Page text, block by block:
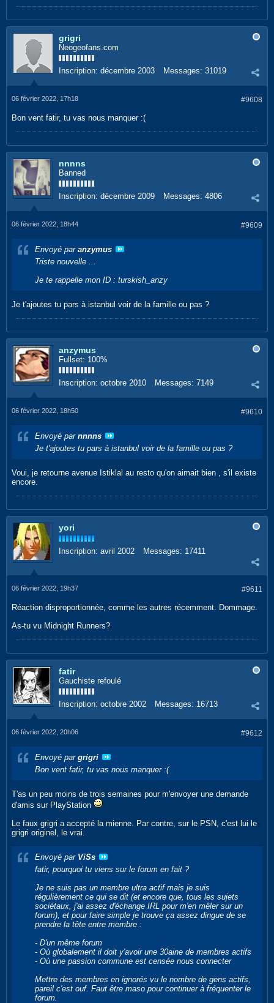
grigri
Neogeofans.com
Inscription: décembre 2003 Messages: 31019
#9608
06 février 2022, 17h18
Bon vent fatir, tu vas nous manquer :(
nnnns
Banned
Inscription: décembre 2009 Messages: 4806
#9609
06 février 2022, 18h44
Envoyé par anzymus
Triste nouvelle ...
Je te rappelle mon ID : turskish_anzy
Je t'ajoutes tu pars à istanbul voir de la famille ou pas ?
anzymus
Fullset: 100%
Inscription: octobre 2010 Messages: 7149
#9610
06 février 2022, 18h50
Envoyé par nnnns
Je t'ajoutes tu pars à istanbul voir de la famille ou pas ?
Voui, je retourne avenue Istiklal au resto qu'on aimait bien , s'il existe
encore.
yori
Inscription: avril 2002 Messages: 17411
#9611
06 février 2022, 19h37
Réaction disproportionnée, comme les autres récemment. Dommage.
As-tu vu Midnight Runners?
fatir
Gauchiste refoulé
Inscription: octobre 2002 Messages: 16713
#9612
06 février 2022, 20h06
Envoyé par grigri
Bon vent fatir, tu vas nous manquer :(
T'as un peu moins de trois semaines pour m'envoyer une demande
d'amis sur PlayStation
Le faux grigri a accepté la mienne. Par contre, sur le PSN, c'est lui le
grigri originel, le vrai.
Envoyé par ViSs
fatir, pourquoi tu viens sur le forum en fait ?
Je ne suis pas un membre ultra actif mais je suis
régulièrement ce qui se dit (et encore que, tous les sujets
sociétaux, j'ai assez d'échange IRL pour m'en mêler sur un
forum), et pour faire simple je trouve ça assez dingue de se
prendre la tête entre membre :
- D'un même forum
- Où globalement il doit y'avoir une 30aine de membres actifs
- Où une passion commune est censée nous connecter
Mettre des membres en ignorés vu le nombre de gens actifs,
pareil c'est ouf. Faut être maso pour continuer à fréquenter le
forum.